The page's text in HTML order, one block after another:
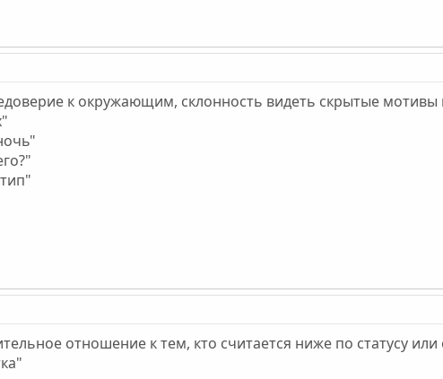
к окружающим, склонность видеть скрытые мотивы
отношение к тем, кто считается ниже по статусу